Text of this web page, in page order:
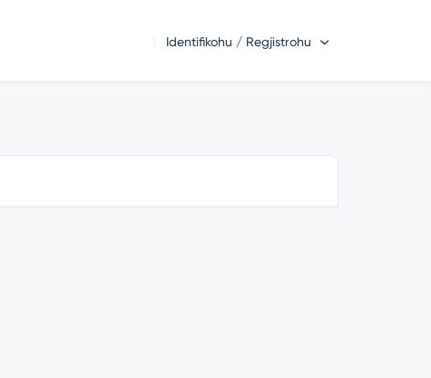
Identifikohu / Regjistrohu